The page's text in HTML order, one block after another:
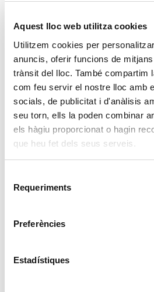
Aquest lloc web utilitza cookies
Utilitzem cookies per
anuncis, oferir funcions de
trànsit del lloc. També compartim
com feu servir el nostre lloc amb
socials, de publicitat i d'anàlisis
seu torn, ells la poden combinar
els hàgiu proporcionat o hagin
que heu fet dels seus serveis.
Requeriments
Preferències
Estadístiques
El fitness
triomfar a
20 d'abril de 2026
batalla
noms del
17 d'abril de 2026